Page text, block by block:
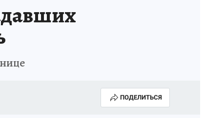
ПОДЕЛИТЬСЯ